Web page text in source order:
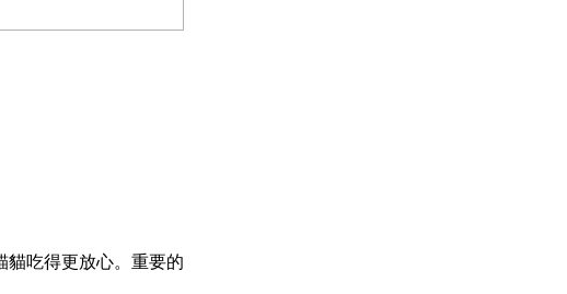
貓吃得更放心。重要的